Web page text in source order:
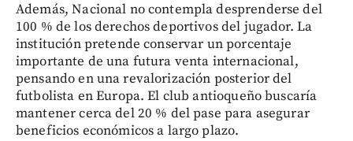
Además, Nacional no contempla desprenderse del
100 % de los derechos deportivos del jugador. La
institución pretende conservar un porcentaje
importante de una futura venta internacional,
pensando en una revalorización posterior del
futbolista en Europa. El club antioqueño buscaría
mantener cerca del 20 % del pase para asegurar
beneficios económicos a largo plazo.